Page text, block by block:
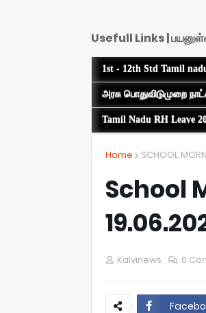
Usefull Links |
1st - 12th Std Tamil
அரசு பொதுவிடுமுறை
Tamil Nadu RH Leave
Home SCHOOL
School
Kalvinews 0